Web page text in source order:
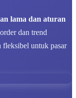
lama dan aturan
dan trend
untuk pasar